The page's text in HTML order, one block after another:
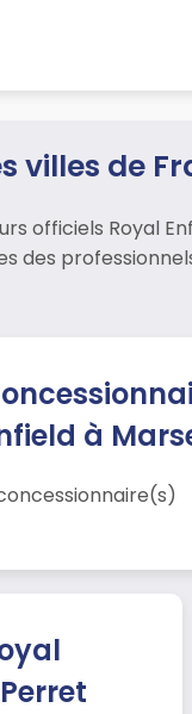
villes de
officiels Royal
des
à